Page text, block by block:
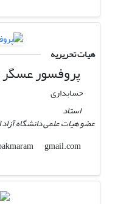
هیات تحریریه
پروفسور عسگر
حسابداری
استاد
عضو هیات علمی دانشگاه
pakmaram
gmail.com